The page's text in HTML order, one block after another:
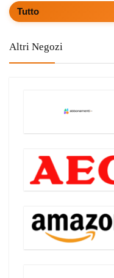
Tutto
Altri Negozi